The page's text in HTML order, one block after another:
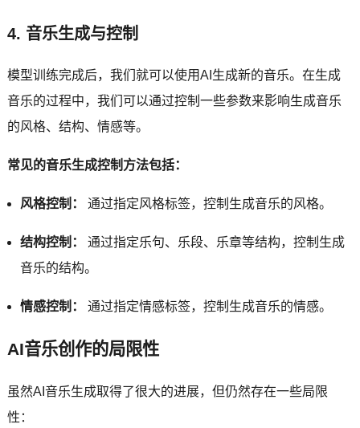
4. 音乐生成与控制
模型训练完成后，我们就可以使用AI生成新的音乐。在生成
音乐的过程中，我们可以通过控制一些参数来影响生成音乐
的风格、结构、情感等。
常见的音乐生成控制方法包括：
风格控制： 通过指定风格标签，控制生成音乐的风格。
结构控制：
通过指定乐句、乐段、乐章等结构，控制生成
音乐的结构。
情感控制： 通过指定情感标签，控制生成音乐的情感。
AI音乐创作的局限性
虽然AI音乐生成取得了很大的进展，但仍然存在一些局限
性：